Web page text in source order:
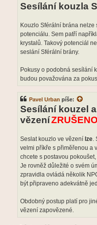
Sesílání kouzla
Kouzlo Sférální brána
potenciálu. Sem patří
krystalů. Takový potenciál
seslání Sférální brány.
Pokusy o podobná sesílání
budou považována za
Pavel Urban píše:
Sesílání kouzel
vězeníZRUŠENO
Seslat kouzlo ve vězení lze.
velmi příkře s přiměřenou a
chcete s postavou
Je rovněž důležité o svém
zpravidla ovládá několik
být připraveno adekvátně
Obdobný postup platí pro
vězení zapovězené.